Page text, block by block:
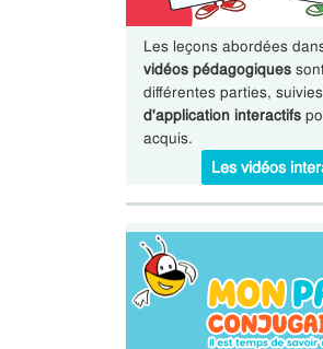
Les leçons abordées
vidéos pédagogiques
différentes parties, suivies
d'application interactifs
acquis.
Les vidéos